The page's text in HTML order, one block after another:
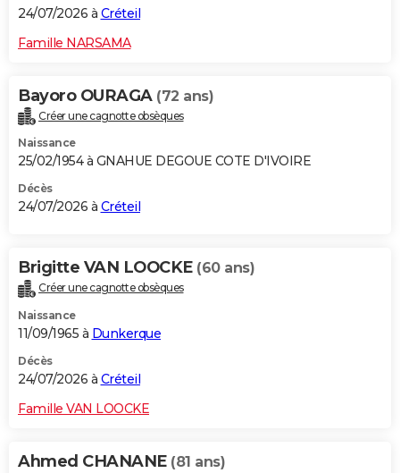
24/07/2026 à Créteil
Famille NARSAMA
Bayoro OURAGA (72 ans)
Créer une cagnotte obsèques
Naissance
25/02/1954 à GNAHUE DEGOUE COTE D'IVOIRE
Décès
24/07/2026 à Créteil
Brigitte VAN LOOCKE (60 ans)
Créer une cagnotte obsèques
Naissance
11/09/1965 à Dunkerque
Décès
24/07/2026 à Créteil
Famille VAN LOOCKE
Ahmed CHANANE (81 ans)